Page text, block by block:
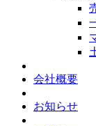
会社概要
お知らせ